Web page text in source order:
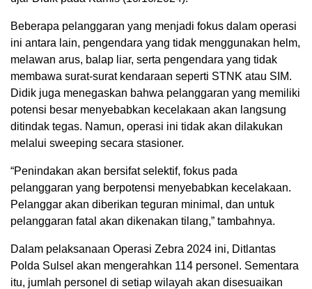
Beberapa pelanggaran yang menjadi fokus dalam operasi
ini antara lain, pengendara yang tidak menggunakan helm,
melawan arus, balap liar, serta pengendara yang tidak
membawa surat-surat kendaraan seperti STNK atau SIM.
Didik juga menegaskan bahwa pelanggaran yang memiliki
potensi besar menyebabkan kecelakaan akan langsung
ditindak tegas. Namun, operasi ini tidak akan dilakukan
melalui sweeping secara stasioner.
“Penindakan akan bersifat selektif, fokus pada
pelanggaran yang berpotensi menyebabkan kecelakaan.
Pelanggar akan diberikan teguran minimal, dan untuk
pelanggaran fatal akan dikenakan tilang,” tambahnya.
Dalam pelaksanaan Operasi Zebra 2024 ini, Ditlantas
Polda Sulsel akan mengerahkan 114 personel. Sementara
itu, jumlah personel di setiap wilayah akan disesuaikan